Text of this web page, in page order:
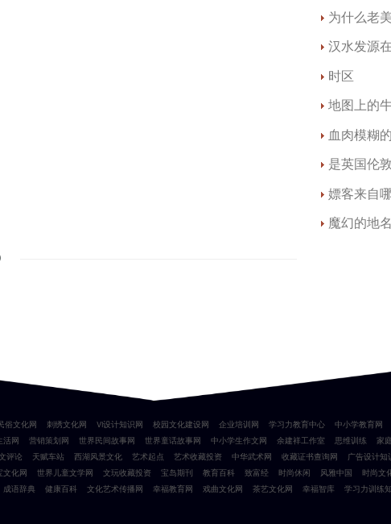
为什么老
汉水发源
时区
地图上的
血肉模糊
是英国伦
嫖客来自
魔幻的地名
俗文化网 刺绣文化网 VI设计知识网 校园文化建设网 企业培训网 学习力教育中心 中小学教育网
活网 营销策划网 世界民间故事网 世界童话故事网 中小学生作文网 余建祥工作室 思维训练 家
评论 天赋车站 西湖风景文化 艺术起点 艺术收藏投资 中华武术网 收藏证书查询网 广告设计知
文化网 世界儿童文学网 文玩收藏投资 宝岛期刊 教育百科 致富经 时尚休闲 风雅中国 时尚文
成语辞典 健康百科 文化艺术传播网 幸福教育网 戏曲文化网 茶艺文化网 幸福智库 学习力训练